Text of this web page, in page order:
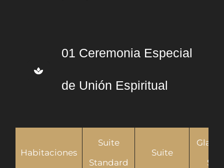
Habitaciones
Suite
Standard
Suite
01 Ceremonia Especial
de Unión Espiritual